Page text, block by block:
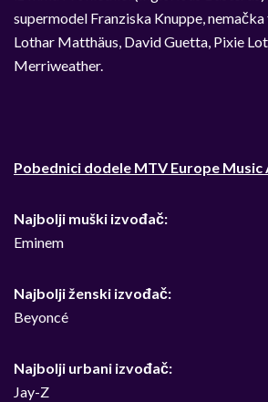
supermodel Franziska Knuppe,
Lothar Matthäus, David Guetta, Pixie
Merriweather.
Pobednici dodele MTV Europe Music
Najbolji muški izvođač:
Eminem
Najbolji ženski izvođač:
Beyoncé
Najbolji urbani izvođač:
Jay-Z